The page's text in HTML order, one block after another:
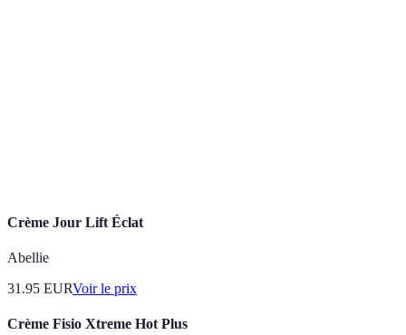
Crème Jour Lift Éclat
Abellie
31.95 EURVoir le prix
Crème Fisio Xtreme Hot Plus